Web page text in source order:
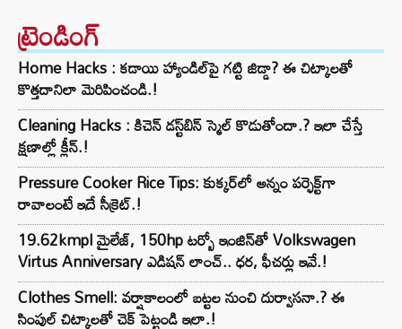
ట్రెండింగ్‌
Home Hacks : కడాయి హ్యాండిల్‌పై గట్టి జిడ్డా? ఈ చిట్కాలతో
కొత్తదానిలా మెరిపించండి.!
Cleaning Hacks : కిచెన్ డస్ట్‌బిన్ స్మెల్ కొడుతోందా.? ఇలా చేస్తే
క్షణాల్లో క్లీన్.!
Pressure Cooker Rice Tips: కుక్కర్‌లో అన్నం పర్ఫెక్ట్‌గా
రావాలంటే ఇదే సీక్రెట్.!
19.62kmpl మైలేజ్, 150hp టర్బో ఇంజిన్‌తో Volkswagen
Virtus Anniversary ఎడిషన్ లాంచ్.. ధర, ఫీచర్లు ఇవే.!
Clothes Smell: వర్షాకాలంలో బట్టల నుంచి దుర్వాసనా.? ఈ
సింపుల్ చిట్కాలతో చెక్ పెట్టండి ఇలా.!